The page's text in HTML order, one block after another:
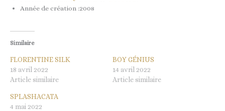
Année de création :2008
Similaire
FLORENTINE SILK
18 avril 2022
Article similaire
BOY GÉNIUS
14 avril 2022
Article similaire
SPLASHACATA
4 mai 2022